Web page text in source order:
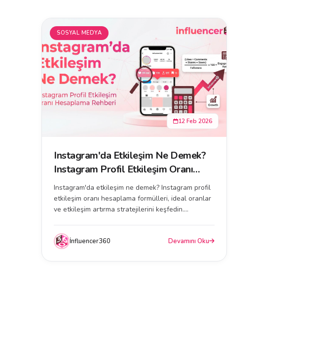
SOSYAL MEDYA
12 Feb 2026
Instagram'da Etkileşim Ne Demek?
Instagram Profil Etkileşim Oranı
Hesaplama Rehberi
Instagram'da etkileşim ne demek? Instagram profil
etkileşim oranı hesaplama formülleri, ideal oranlar
ve etkileşim artırma stratejilerini keşfedin....
İnfluencer360 Devamını Oku